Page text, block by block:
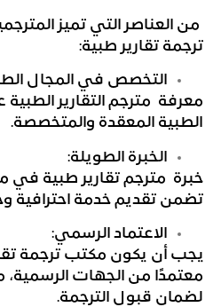
من العناصر التي تميز
ترجمة تقارير طبية:
التخصص في المجال
معرفة مترجم التقارير
الطبية المعقدة والمتخصصة.
الخبرة الطويلة:
خبرة مترجم تقارير طبية في
تضمن تقديم خدمة احترافية
الاعتماد الرسمي:
يجب أن يكون مكتب ترجمة
معتمدًا من الجهات الرسمية،
لضمان قبول الترجمة.